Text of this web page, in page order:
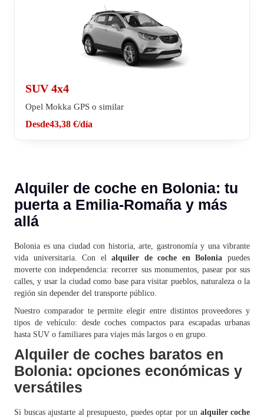
SUV 4x4
Opel Mokka GPS o similar
Desde43,38 €/día
Alquiler de coche en Bolonia: tu
puerta a Emilia-Romaña y más
allá
Bolonia es una ciudad con historia, arte, gastronomía y una vibrante
vida universitaria. Con elalquiler de coche en Bolonia puedes
moverte con independencia: recorrer sus monumentos, pasear por sus
calles, y usar la ciudad como base para visitar pueblos, naturaleza o la
región sin depender del transporte público.
Nuestro comparador te permite elegir entre distintos proveedores y
tipos de vehículo: desde coches compactos para escapadas urbanas
hasta SUV o familiares para viajes más largos o en grupo.
Alquiler de coches baratos en
Bolonia: opciones económicas y
versátiles
Si buscas ajustarte al presupuesto, puedes optar por un alquiler coche